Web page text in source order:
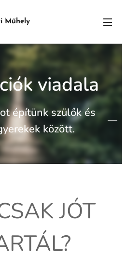
Műhely
viadala
építünk szülők és
között.
JÓT